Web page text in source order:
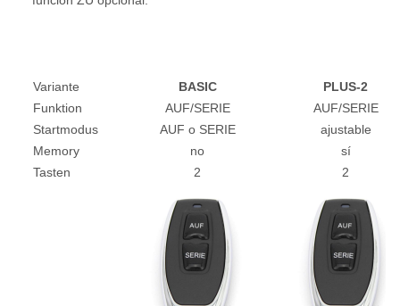
Variante BASIC
PLUS-2
Funktion
AUF/SERIE
AUF/SERIE
Startmodus
AUF o SERIE
ajustable
Memory
no
sí
Tasten
2 2